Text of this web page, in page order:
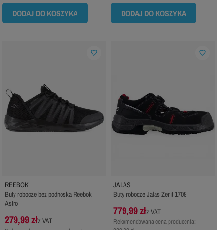
DODAJ DO KOSZYKA DODAJ DO KOSZYKA
REEBOK
Buty robocze bez podnoska Reebok
Astro
279,99 złz VAT
favorite_border
JALAS
Buty robocze Jalas Zenit 1708
779,99 złz VAT
Rekomendowana cena producenta:
favorite_border